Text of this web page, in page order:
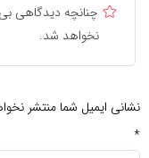
چنانچه دیدگاهی
نخواهد شد.
نشانی ایمیل شما منتشر
*